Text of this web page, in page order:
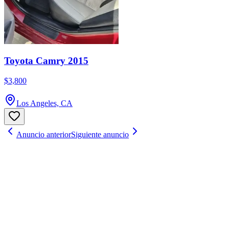
Toyota Camry 2015
$3,800
Los Angeles, CA
Anuncio anteriorSiguiente anuncio